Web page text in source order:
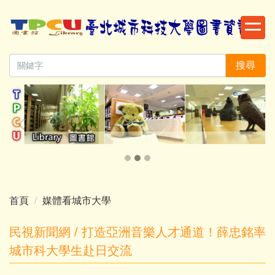
到
要
區
搜尋
首頁 媒體看城市大學
民視新聞網 / 打造亞洲音樂人才通道！薛忠銘率
城市科大學生赴日交流